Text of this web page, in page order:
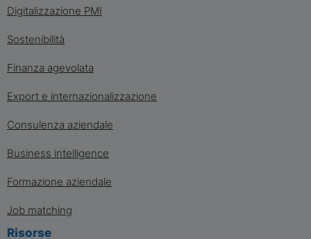
Digitalizzazione PMI
Sostenibilità
Finanza agevolata
Export e internazionalizzazione
Consulenza aziendale
Business intelligence
Formazione aziendale
Job matching
Risorse